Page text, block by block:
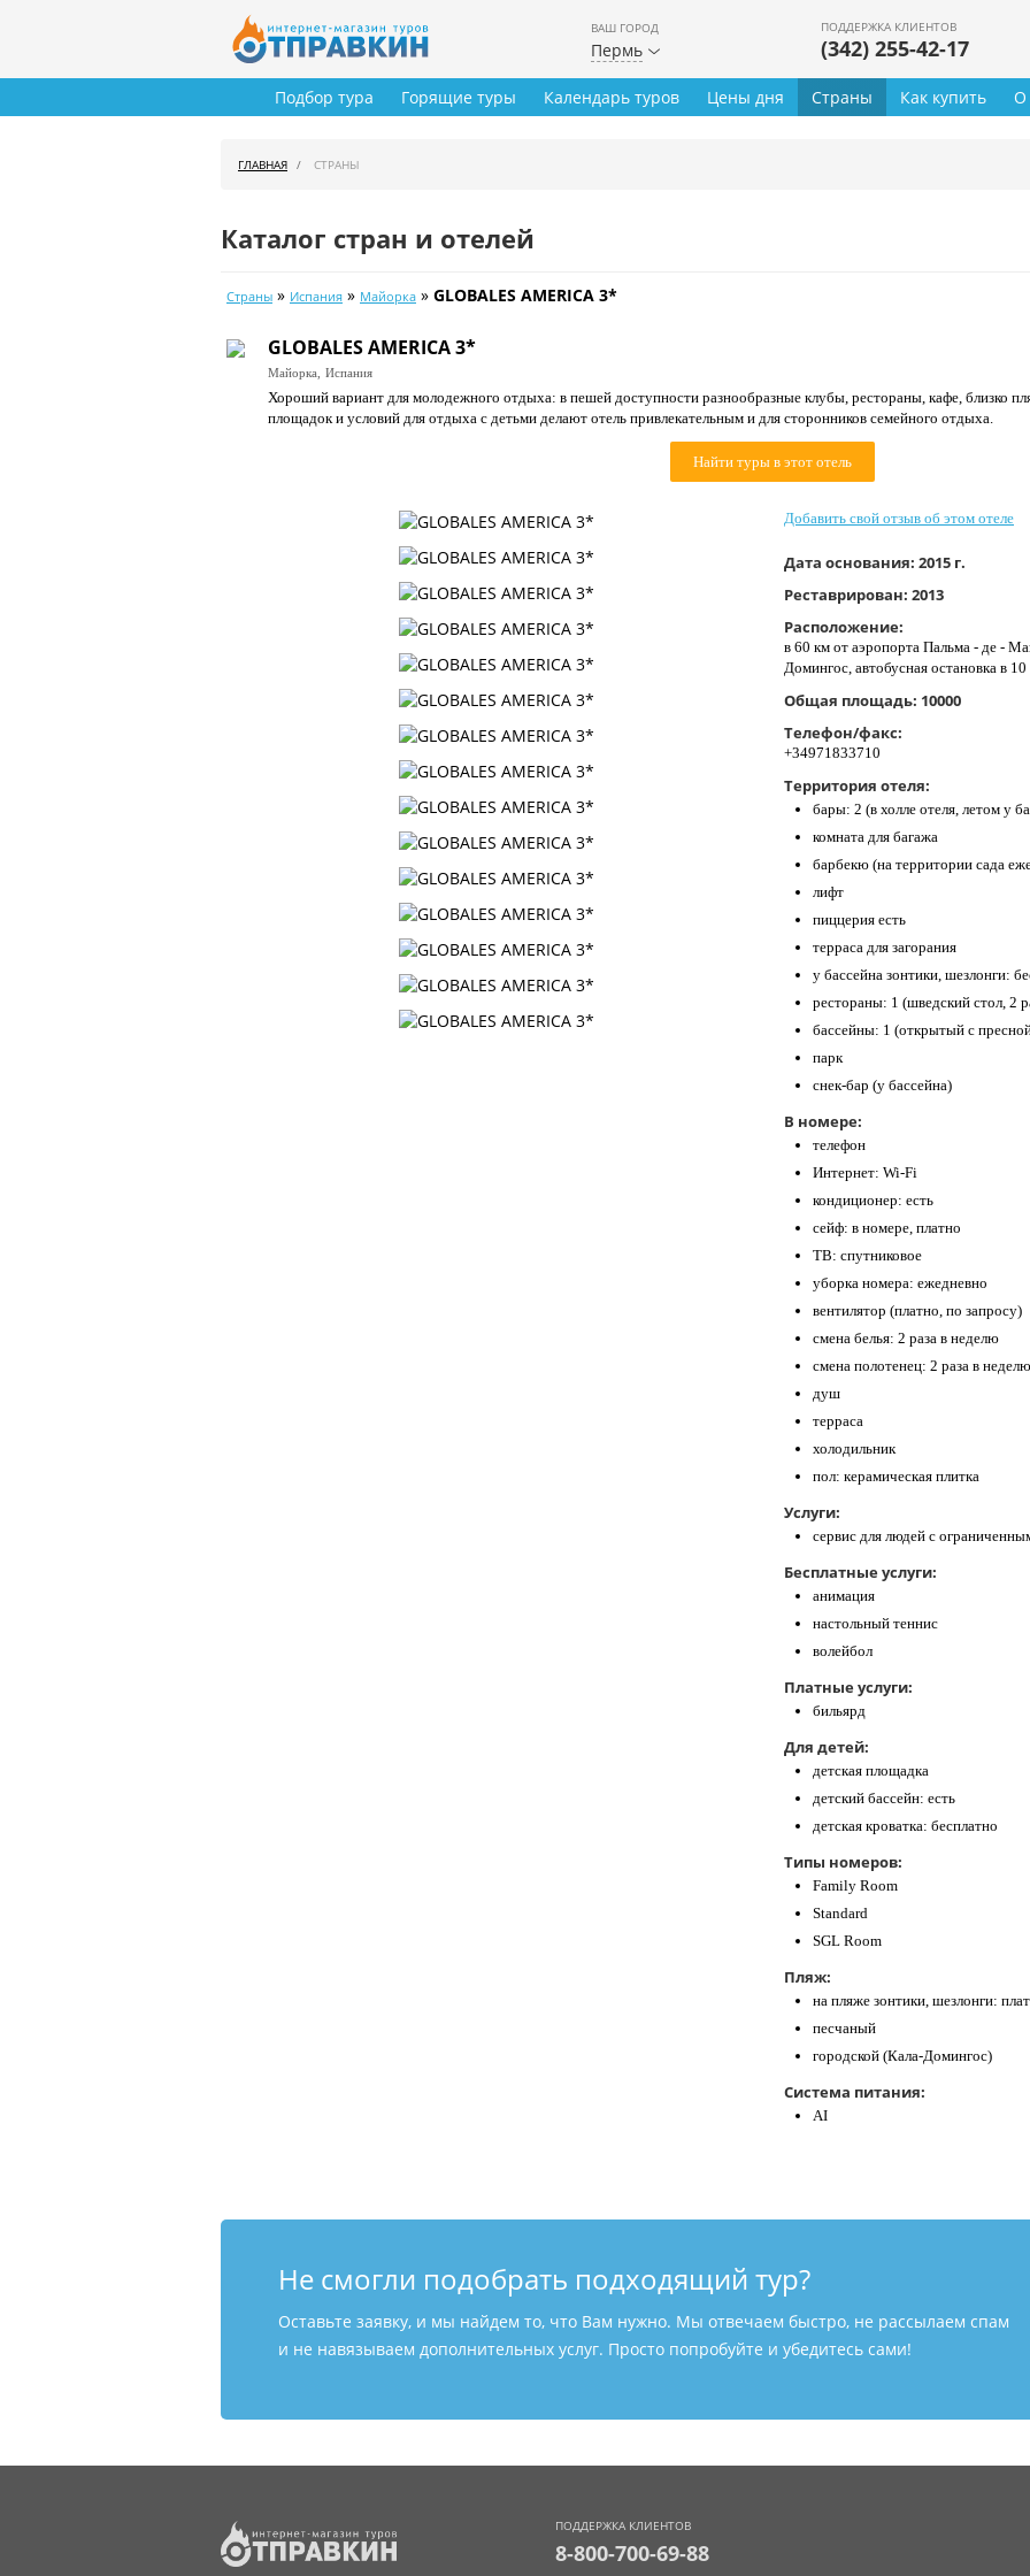
ВАШ ГОРОД
Пермь
ПОДДЕРЖКА КЛИЕНТОВ
(342) 255-42-17
Подбор тура Горящие туры Календарь туров Цены дня Страны Как купить О
ГЛАВНАЯ СТРАНЫ
Каталог стран и отелей
Страны » Испания » Майорка » GLOBALES AMERICA 3*
GLOBALES AMERICA 3*
Майорка, Испания
Хороший вариант для молодежного отдыха: в пешей доступности разнообразные клубы, рестораны, кафе, близко
площадок и условий для отдыха с детьми делают отель привлекательным и для сторонников семейного отдыха.
Найти туры в этот отель
Добавить свой отзыв об этом отеле
Дата основания: 2015 г.
Реставрирован: 2013
Расположение:
в 60 км от аэропорта Пальма - де -
Домингос, автобусная остановка в 10
Общая площадь: 10000
Телефон/факс:
+34971833710
Территория отеля:
бары: 2 (в холле отеля, летом у
комната для багажа
барбекю (на территории сада
лифт
пиццерия есть
терраса для загорания
у бассейна зонтики, шезлонги:
рестораны: 1 (шведский стол, 2
бассейны: 1 (открытый с
парк
снек-бар (у бассейна)
В номере:
телефон
Интернет: Wi-Fi
кондиционер: есть
сейф: в номере, платно
ТВ: спутниковое
уборка номера: ежедневно
вентилятор (платно, по запросу)
смена белья: 2 раза в неделю
смена полотенец: 2 раза в неделю
душ
терраса
холодильник
пол: керамическая плитка
Услуги:
сервис для людей с
Бесплатные услуги:
анимация
настольный теннис
волейбол
Платные услуги:
бильярд
Для детей:
детская площадка
детский бассейн: есть
детская кроватка: бесплатно
Типы номеров:
Family Room
Standard
SGL Room
Пляж:
на пляже зонтики, шезлонги:
песчаный
городской (Кала-Домингос)
Система питания:
AI
Не смогли подобрать подходящий тур?
Оставьте заявку, и мы найдем то, что Вам нужно. Мы отвечаем быстро, не рассылаем спам
и не навязываем дополнительных услуг. Просто попробуйте и убедитесь сами!
ПОДДЕРЖКА КЛИЕНТОВ
8-800-700-69-88